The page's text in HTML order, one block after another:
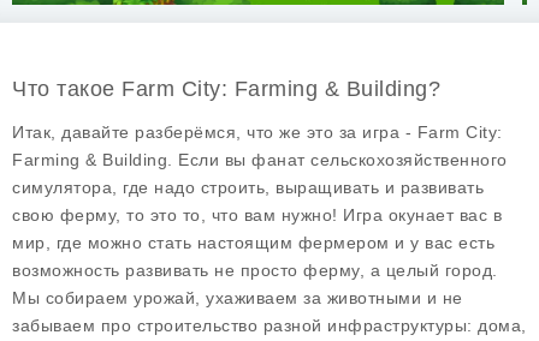
Что такое Farm City: Farming & Building?
Итак, давайте разберёмся, что же это за игра - Farm City:
Farming & Building . Если вы фанат сельскохозяйственного
симулятора, где надо строить, выращивать и развивать
свою ферму, то это то, что вам нужно! Игра окунает вас в
мир, где можно стать настоящим фермером и у вас есть
возможность развивать не просто ферму, а целый город.
Мы собираем урожай, ухаживаем за животными и не
забываем про строительство разной инфраструктуры: дома,